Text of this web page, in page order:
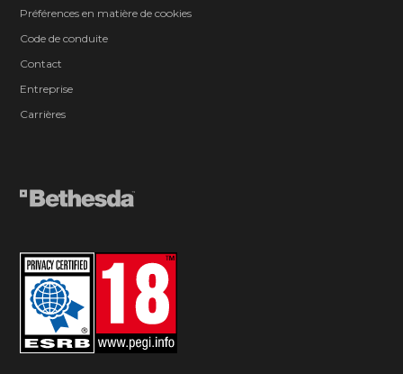
Préférences en matière de cookies
Code de conduite
Contact
Entreprise
Carrières